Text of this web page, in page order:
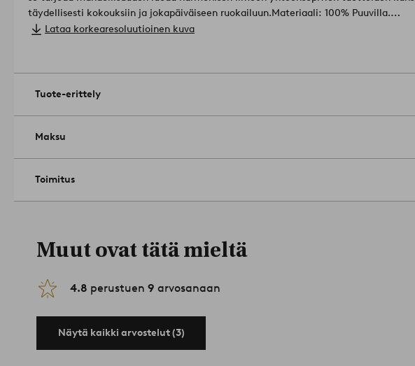
täydellisesti kokouksiin ja jokapäiväiseen ruokailuun.
Materiaali: 100% Puuvilla.
Leveys: 145 cm. Valitse pituus tilattaessa.
(max 200ºC). Kuivapesu (vain öljyliuotinkäyttö). Kutistuu enintään 5%.
Lataa korkearesoluutioinen kuva
Tuote-erittely
Maksu
Toimitus
Muut ovat tätä mieltä
4.8 perustuen 9 arvosanaan
Näytä kaikki arvostelut (3)